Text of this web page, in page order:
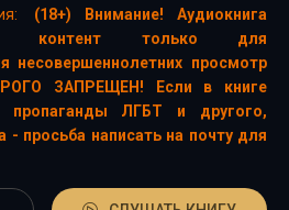
(18+) Внимание! Аудиокнига
контент только для
несовершеннолетних просмотр
ЗАПРЕЩЕН! Если в книге
пропаганды ЛГБТ и другого,
- просьба написать на почту для